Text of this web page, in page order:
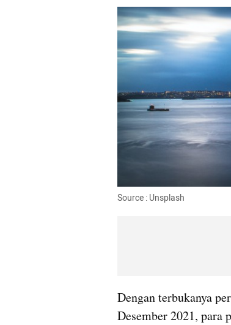
Source : Unsplash
Dengan terbukanya
Desember 2021, para